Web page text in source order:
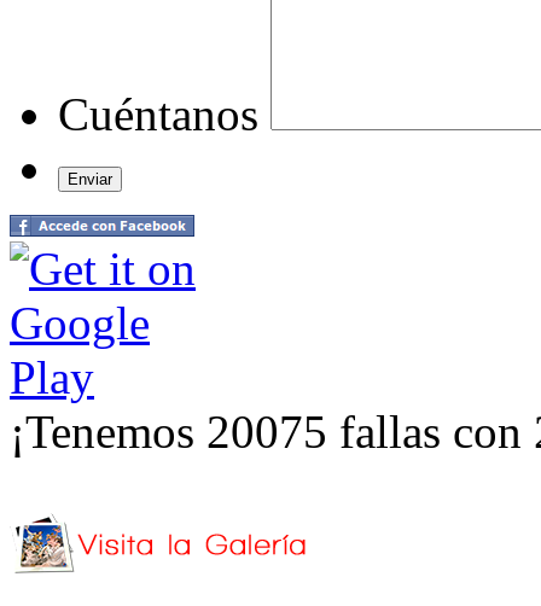
Cuéntanos
¡Tenemos 20075 fallas